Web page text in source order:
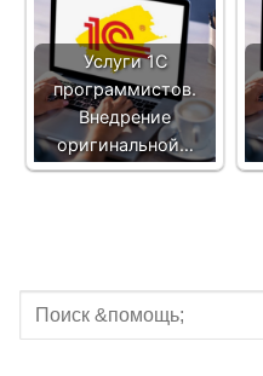
Услуги 1С
программистов.
Внедрение
оригинальной…
Найти: